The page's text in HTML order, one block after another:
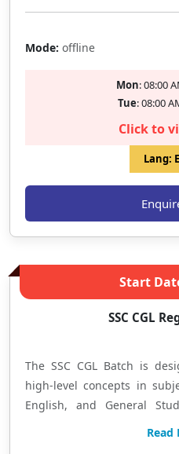
की तैयारी बेसिक से एडवांस स्तर तक
से नियमित अभ्यास कराया जाता है।
Mode: offline
Mon: 08:00
Tue: 08:00
Click to
Lang:
Start
SSC CGL
The SSC CGL Batch is
high-level concepts in
English, and General
Read